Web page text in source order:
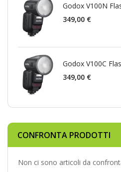
Godox V100N
349,00 €
Godox V100C
349,00 €
CONFRONTA PRODOTTI
Non ci sono articoli da